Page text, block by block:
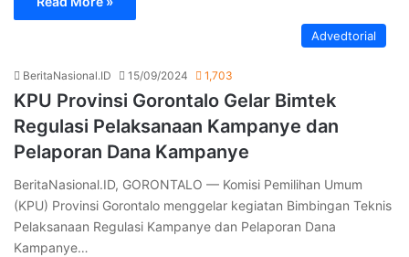
Advedtorial
BeritaNasional.ID 15/09/2024 1,703
KPU Provinsi Gorontalo Gelar Bimtek
Regulasi Pelaksanaan Kampanye dan
Pelaporan Dana Kampanye
BeritaNasional.ID, GORONTALO — Komisi Pemilihan Umum
(KPU) Provinsi Gorontalo menggelar kegiatan Bimbingan Teknis
Pelaksanaan Regulasi Kampanye dan Pelaporan Dana
Kampanye…